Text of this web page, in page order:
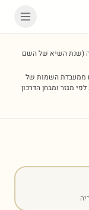
(שנת השיא של השם
ממעבדת השמות של
מגזר ומבחן הדרכון